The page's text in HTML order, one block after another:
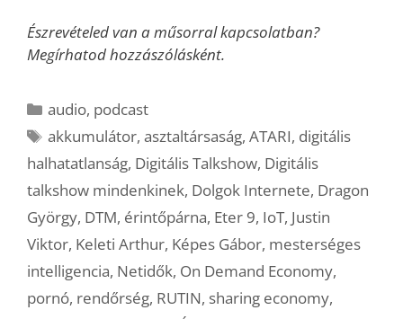
Észrevételed van a műsorral kapcsolatban?
Megírhatod hozzászólásként.
Kategória
audio, podcast
Címkék
akkumulátor,asztaltársaság,ATARI, digitális
halhatatlanság, Digitális Talkshow, Digitális
talkshow mindenkinek, Dolgok Internete, Dragon
György, DTM, érintőpárna, Eter 9, IoT, Justin
Viktor, Keleti Arthur, Képes Gábor, mesterséges
intelligencia, Netidők, On Demand Economy,
pornó, rendőrség, RUTIN, sharing economy,